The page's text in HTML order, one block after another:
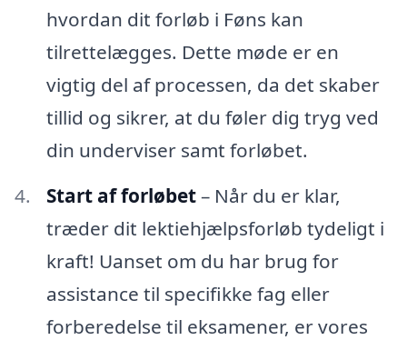
hvordan dit forløb i Føns kan
tilrettelægges. Dette møde er en
vigtig del af processen, da det skaber
tillid og sikrer, at du føler dig tryg ved
din underviser samt forløbet.
Start af forløbet– Når du er klar,
træder dit lektiehjælpsforløb tydeligt i
kraft! Uanset om du har brug for
assistance til specifikke fag eller
forberedelse til eksamener, er vores